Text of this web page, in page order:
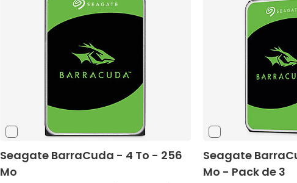
Seagate BarraCuda - 4 To - 256
Mo
Seagate
Mo - Pack de 3